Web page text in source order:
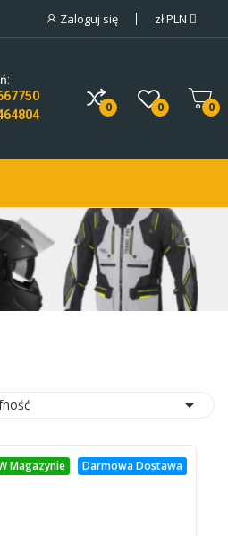
Zaloguj się złPLN
0 0 0

Magazynie Darmowa Dostawa